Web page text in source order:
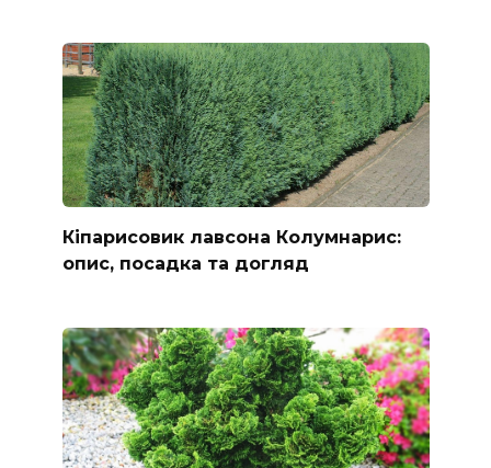
Кіпарисовик лавсона Колумнарис:
опис, посадка та догляд